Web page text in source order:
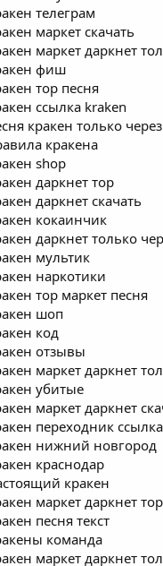
телеграм
маркет скачать
маркет даркнет
фиш
тор песня
ссылка kraken
кракен только
кракена
shop
даркнет тор
даркнет скачать
кокаинчик
даркнет только
мультик
наркотики
тор маркет песня
шоп
код
отзывы
маркет даркнет
убитые
маркет даркнет
переходник ссылка
нижний новгород
краснодар
кракен
маркет даркнет тор
песня текст
команда
маркет даркнет